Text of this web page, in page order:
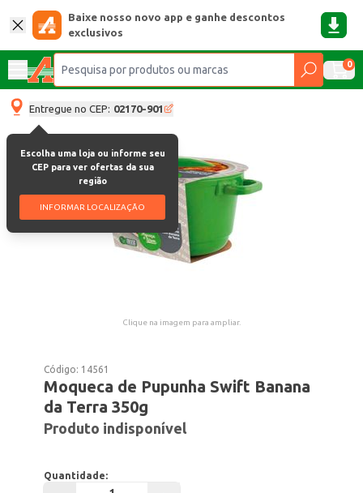
Baixe nosso novo app e ganhe descontos
exclusivos
0
Entregue no CEP: 02170-901
Escolha uma loja ou informe seu
CEP para ver ofertas da sua
região
INFORMAR LOCALIZAÇÃO
Clique na imagem para ampliar.
Código: 14561
Moqueca de Pupunha Swift Banana
da Terra 350g
Produto indisponível
Quantidade: